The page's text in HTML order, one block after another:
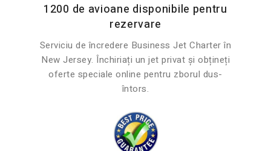
1200 de avioane disponibile pentru
rezervare
Serviciu de încredere Business Jet Charter în
New Jersey. Închiriați un jet privat și obțineți
oferte speciale online pentru zborul dus-
întors.